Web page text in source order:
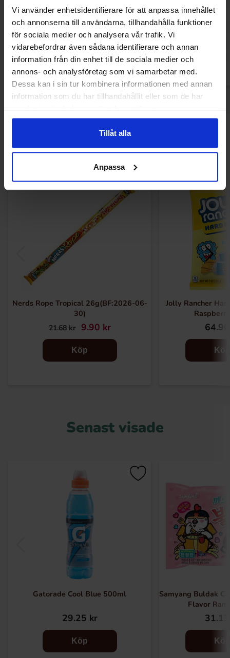
Vi använder enhetsidentifierare för att anpassa innehållet
och annonserna till användarna, tillhandahålla funktioner
för sociala medier och analysera vår trafik. Vi
vidarebefordrar även sådana identifierare och annan
information från din enhet till de sociala medier och
annons- och analysföretag som vi samarbetar med.
Dessa kan i sin tur kombinera informationen med annan
information som du har tillhandahållit eller som de har
Tillåt alla
Anpassa
25.46 kr
Köp
Andra gillade
-54%
Nerds Rope Tropical 26g(BF:2026-06-
30)
21.68 kr 9.90 kr
Köp
Jolly Rancher
Köp
Senast visade
Gatorade Cool Blue 500ml
29.25 kr
Köp
Samyang Buldak
Flavor
Köp